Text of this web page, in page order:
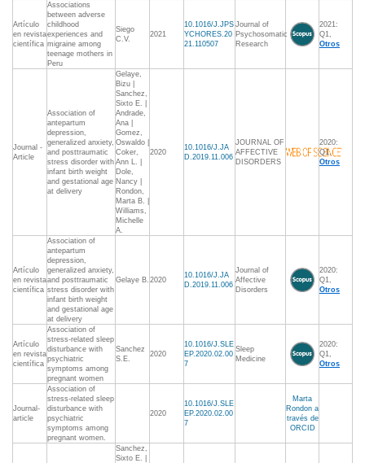
Artículo
en revista
científica
Associations
between adverse
childhood
experiences and
migraine among
teenage mothers in
Peru
Siego
C.V.
2021
10.1016/J.JPS
YCHORES.20
21.110507
Journal of
Psychosomatic
Research
2021:
Q1,
Otros
Journal -
Article
Association of
antepartum
depression,
generalized anxiety,
and posttraumatic
stress disorder with
infant birth weight
and gestational age
at delivery
Gelaye,
Bizu |
Sanchez,
Sixto E. |
Andrade,
Ana |
Gomez,
Oswaldo |
Coker,
Ann L. |
Dole,
Nancy |
Rondon,
Marta B. |
Williams,
Michelle
A.
2020
10.1016/J.JA
D.2019.11.006
JOURNAL OF
AFFECTIVE
DISORDERS
2020:
Q1,
Otros
Artículo
en revista
científica
Association of
antepartum
depression,
generalized anxiety,
and posttraumatic
stress disorder with
infant birth weight
and gestational age
at delivery
Gelaye B. 2020
10.1016/J.JA
D.2019.11.006
Journal of
Affective
Disorders
2020:
Q1,
Otros
Artículo
en revista
científica
Association of
stress-related sleep
disturbance with
psychiatric
symptoms among
pregnant women
Sanchez
S.E.
2020
10.1016/J.SLE
EP.2020.02.00
7
Sleep
Medicine
2020:
Q1,
Otros
Journal-
article
Association of
stress-related sleep
disturbance with
psychiatric
symptoms among
pregnant women.
2020
10.1016/J.SLE
EP.2020.02.00
7
Marta
Rondon a
través de
ORCID
Sanchez,
Sixto E. |